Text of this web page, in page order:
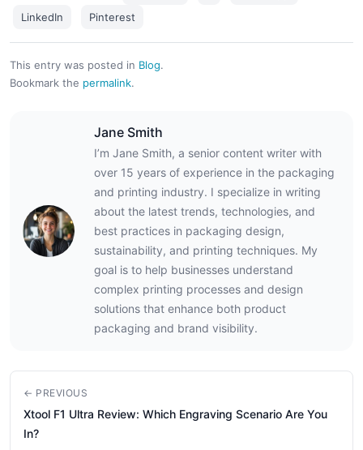
LinkedIn
Pinterest
This entry was posted in Blog.
Bookmark the permalink.
Jane Smith
I’m Jane Smith, a senior content writer with
over 15 years of experience in the packaging
and printing industry. I specialize in writing
about the latest trends, technologies, and
best practices in packaging design,
sustainability, and printing techniques. My
goal is to help businesses understand
complex printing processes and design
solutions that enhance both product
packaging and brand visibility.
← PREVIOUS
Xtool F1 Ultra Review: Which Engraving Scenario Are You
In?